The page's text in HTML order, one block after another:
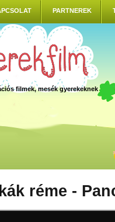
PARTNEREK
filmek, mesék gyerekeknek
réme -